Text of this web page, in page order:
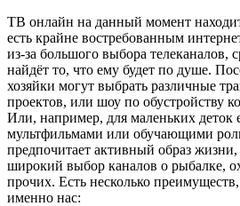
ТВ онлайн на данный момент
есть крайне востребованным
из-за большого выбора телеканалов,
найдёт то, что ему будет по душе.
хозяйки могут выбрать различные
проектов, или шоу по обустройству
Или, например, для маленьких деток
мультфильмами или обучающими
предпочитает активный образ
широкий выбор каналов о рыбалке,
прочих. Есть несколько
именно нас: